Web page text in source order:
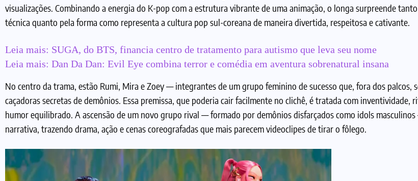
visualizações. Combinando a energia do K-pop com a estrutura vibrante de uma animação, o longa surpreende
técnica quanto pela forma como representa a cultura pop sul-coreana de maneira divertida, respeitosa e cativante.
Leia mais: SUGA, do BTS, financia centro de tratamento para autismo que leva seu nome
Leia mais: Dan Da Dan: Evil Eye combina terror e comédia em aventura sobrenatural insana
No centro da trama, estão Rumi, Mira e Zoey — integrantes de um grupo feminino de sucesso que, fora dos palcos,
caçadoras secretas de demônios. Essa premissa, que poderia cair facilmente no clichê, é tratada com inventividade,
humor equilibrado. A ascensão de um novo grupo rival — formado por demônios disfarçados como idols
narrativa, trazendo drama, ação e cenas coreografadas que mais parecem videoclipes de tirar o fôlego.